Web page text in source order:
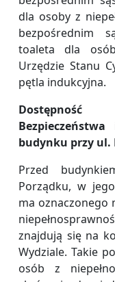
dla osoby z
bezpośrednim
toaleta dla
Urzędzie Stanu
pętla indukcyjna.
Dostępność
budynku przy ul.
Przed
Porządku, w
ma oznaczonego
znajdują się na
Wydziale. Takie
osób z